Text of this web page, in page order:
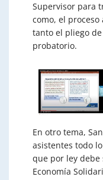
Supervisor para
como, el
tanto el pliego
probatorio.
En otro tema,
asistentes todo
que por ley
Economía